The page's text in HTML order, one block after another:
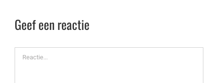
Geef een reactie